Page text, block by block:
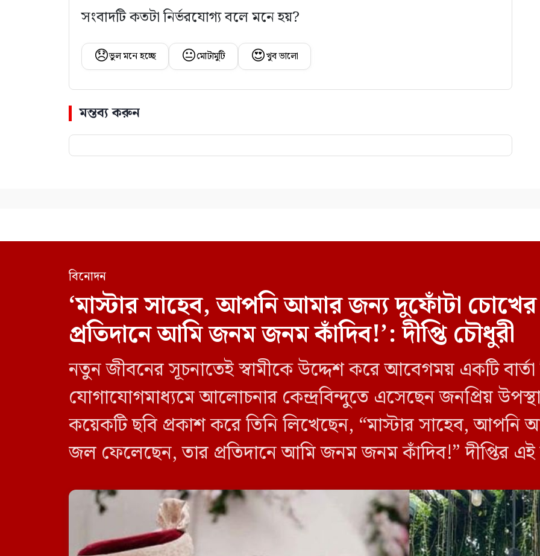
সংবাদটি কতটা নির্ভরযোগ্য বলে মনে হয়?
😞ভুল মনে হচ্ছে 😐মোটামুটি 😍খুব ভালো
মন্তব্য করুন
বিনোদন
‘মাস্টার সাহেব, আপনি আমার জন্য দুফোঁটা
প্রতিদানে আমি জনম জনম কাঁদিব!’: দীপ্তি চৌধুরী
নতুন জীবনের সূচনাতেই স্বামীকে উদ্দেশ করে আবেগময় একটি
যোগাযোগমাধ্যমে আলোচনার কেন্দ্রবিন্দুতে এসেছেন জনপ্রিয়
কয়েকটি ছবি প্রকাশ করে তিনি লিখেছেন, “মাস্টার সাহেব,
জল ফেলেছেন, তার প্রতিদানে আমি জনম জনম কাঁদিব!” দীপ্তির এই